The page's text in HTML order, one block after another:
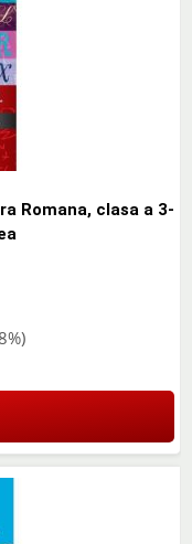
Romana, clasa a 3-